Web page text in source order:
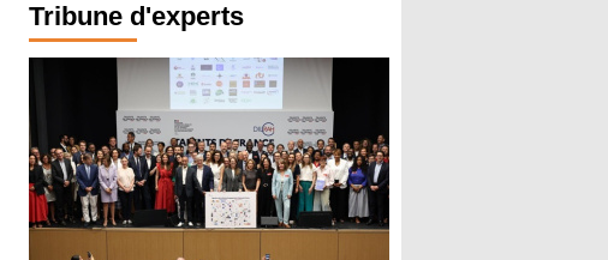
Tribune d'experts